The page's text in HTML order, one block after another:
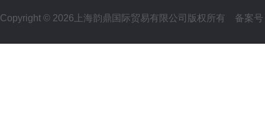
Copyright © 2026上海韵鼎国际贸易有限公司版权所有 备案